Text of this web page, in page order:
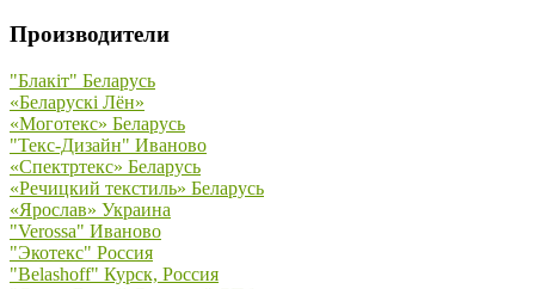
Производители
"Блакiт" Беларусь
«Беларускi Лён»
«Моготекс» Беларусь
"Текс-Дизайн" Иваново
«Спектртекс» Беларусь
«Речицкий текстиль» Беларусь
«Ярослав» Украина
"Verossa" Иваново
"Экотекс" Россия
"Belashoff" Курск, Россия